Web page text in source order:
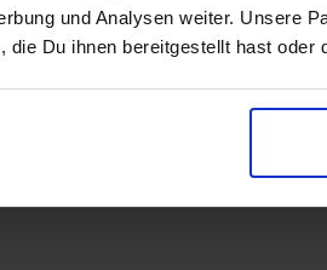
und Analysen weiter. Unsere
die Du ihnen bereitgestellt hast